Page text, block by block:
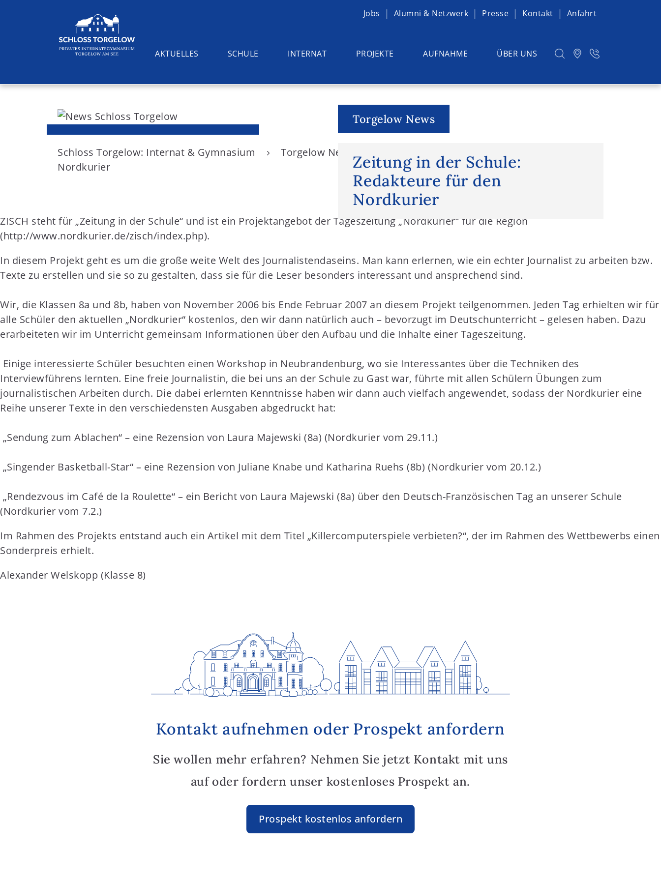
S
t
e
t
Jobs Alumni & Netzwerk Presse Kontakt Anfahrt
AKTUELLES SCHULE INTERNAT PROJEKTE AUFNAHME ÜBER UNS
Suchen
Torgelow News
Zeitung in der Schule:
Redakteure für den
Nordkurier
Schloss Torgelow: Internat & Gymnasium Torgelow News
Zeitung in der Schule: Redakteure für den
Nordkurier
ZISCH steht für „Zeitung in der Schule“ und ist ein Projektangebot der Tageszeitung „Nordkurier“ für die Region
(http://www.nordkurier.de/zisch/index.php).
In diesem Projekt geht es um die große weite Welt des Journalistendaseins. Man kann erlernen, wie ein echter Journalist zu arbeiten bzw.
Texte zu erstellen und sie so zu gestalten, dass sie für die Leser besonders interessant und ansprechend sind.
Wir, die Klassen 8a und 8b, haben von November 2006 bis Ende Februar 2007 an diesem Projekt teilgenommen. Jeden Tag erhielten wir für
alle Schüler den aktuellen „Nordkurier“ kostenlos, den wir dann natürlich auch – bevorzugt im Deutschunterricht – gelesen haben. Dazu
erarbeiteten wir im Unterricht gemeinsam Informationen über den Aufbau und die Inhalte einer Tageszeitung.
Einige interessierte Schüler besuchten einen Workshop in Neubrandenburg, wo sie Interessantes über die Techniken des
Interviewführens lernten. Eine freie Journalistin, die bei uns an der Schule zu Gast war, führte mit allen Schülern Übungen zum
journalistischen Arbeiten durch. Die dabei erlernten Kenntnisse haben wir dann auch vielfach angewendet, sodass der Nordkurier eine
Reihe unserer Texte in den verschiedensten Ausgaben abgedruckt hat:
„Sendung zum Ablachen“ – eine Rezension von Laura Majewski (8a) (Nordkurier vom 29.11.)
„Singender Basketball-Star“ – eine Rezension von Juliane Knabe und Katharina Ruehs (8b) (Nordkurier vom 20.12.)
„Rendezvous im Café de la Roulette“ – ein Bericht von Laura Majewski (8a) über den Deutsch-Französischen Tag an unserer Schule
(Nordkurier vom 7.2.)
Im Rahmen des Projekts entstand auch ein Artikel mit dem Titel „Killercomputerspiele verbieten?“, der im Rahmen des Wettbewerbs einen
Sonderpreis erhielt.
Alexander Welskopp (Klasse 8)
Kontakt aufnehmen oder Prospekt anfordern
Sie wollen mehr erfahren? Nehmen Sie jetzt Kontakt mit uns
auf oder fordern unser kostenloses Prospekt an.
Prospekt kostenlos anfordern